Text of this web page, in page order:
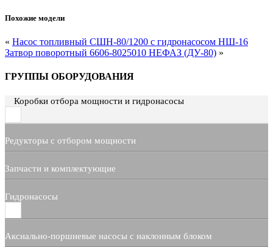
Похожие модели
« Насос топливный СШН-80/1200 с гидронасосом НШ-16
Затвор поворотный 6606-8025010 НЕФАЗ (ДУ-80) »
ГРУППЫ ОБОРУДОВАНИЯ
Коробки отбора мощности и гидронасосы
Редукторы с отбором мощности
Запчасти и комплектующие
Гидронасосы
Аксиально-поршневые насосы с наклонным блоком